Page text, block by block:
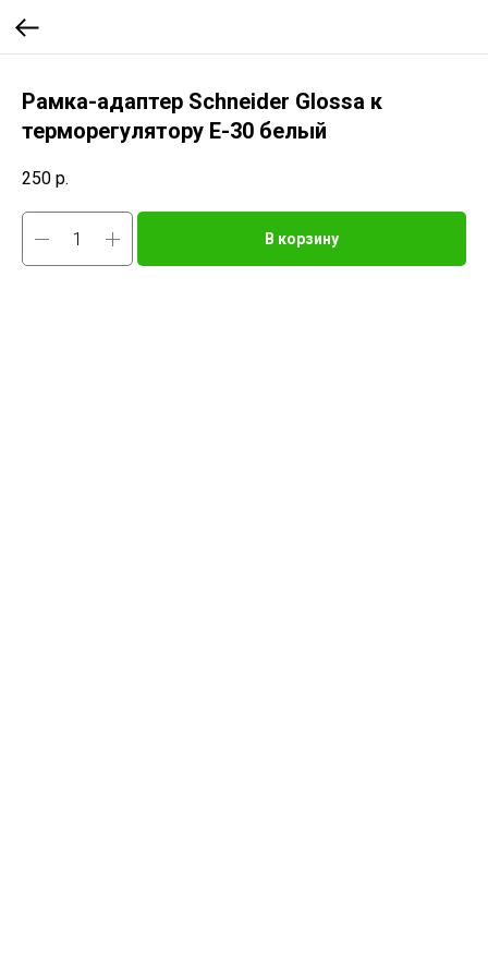
Рамка-адаптер Schneider Glossa к
терморегулятору Е-30 белый
250 р.
В корзину